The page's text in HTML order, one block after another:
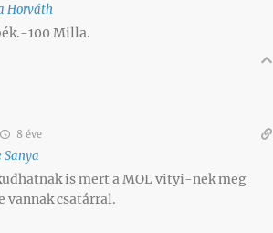
Horváth
100 Milla.
8 éve
Sanya
is mert a MOL vityi-nek meg
vannak csatárral.